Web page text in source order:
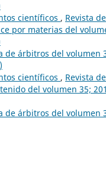
científicos , Revista
por materias del
de árbitros del volumen
científicos , Revista
del volumen 35;
de árbitros del volumen